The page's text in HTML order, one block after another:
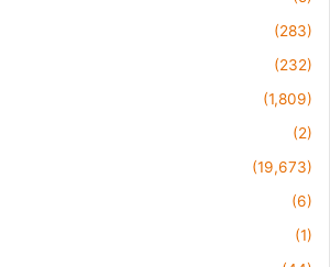
(283)
(232)
(1,809)
(2)
(19,673)
(6)
(1)